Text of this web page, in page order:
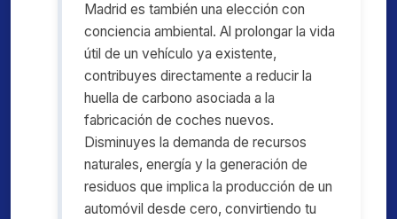
Madrid es también una elección con
conciencia ambiental. Al prolongar la vida
útil de un vehículo ya existente,
contribuyes directamente a reducir la
huella de carbono asociada a la
fabricación de coches nuevos.
Disminuyes la demanda de recursos
naturales, energía y la generación de
residuos que implica la producción de un
automóvil desde cero, convirtiendo tu